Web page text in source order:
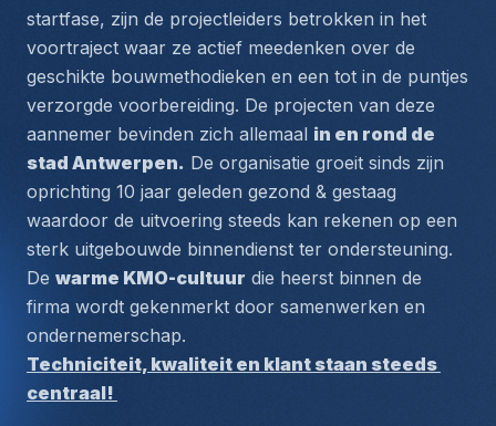
startfase, zijn de projectleiders betrokken in het
voortraject waar ze actief meedenken over de
geschikte bouwmethodieken en een tot in de puntjes
verzorgde voorbereiding. De projecten van deze
aannemer bevinden zich allemaal in en rond de
stad Antwerpen. De organisatie groeit sinds zijn
oprichting 10 jaar geleden gezond & gestaag
waardoor de uitvoering steeds kan rekenen op een
sterk uitgebouwde binnendienst ter ondersteuning.
De warme KMO-cultuur die heerst binnen de
firma wordt gekenmerkt door samenwerken en
ondernemerschap.
Techniciteit, kwaliteit en klant staan steeds
centraal!